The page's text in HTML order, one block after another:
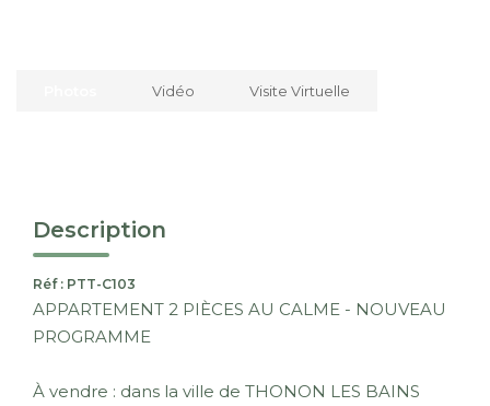
Vidéo Visite Virtuelle
Description
Réf : PTT-C103
APPARTEMENT 2 PIÈCES AU CALME - NOUVEAU
PROGRAMME
À vendre : dans la ville de THONON LES BAINS